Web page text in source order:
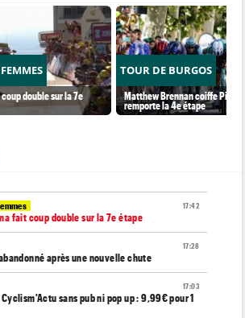
double sur la 7e
TOUR DE BURGOS
Matthew Brennan coiffe Pithie
remporte la 4e étape
17:42
fait coup double sur la 7e étape
17:28
après une nouvelle chute
17:03
sans pub ni pop up : 9,99€ pour 1